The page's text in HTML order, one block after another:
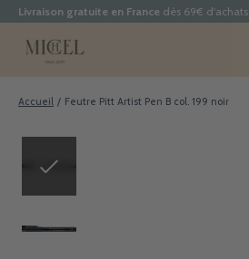
Livraison gratuite en France dès 69€ d'achats
Accueil / Feutre Pitt Artist Pen B col. 199 noir